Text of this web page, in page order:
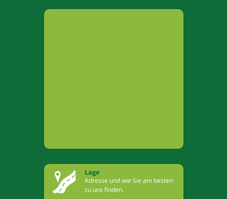
Lage
Adresse und wie Sie am besten
zu uns finden.